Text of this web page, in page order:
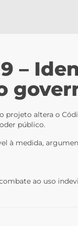
–
projeto altera o
público.
à medida,
ao uso